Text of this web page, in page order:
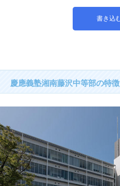
慶應義塾湘南藤沢中等部の特徴